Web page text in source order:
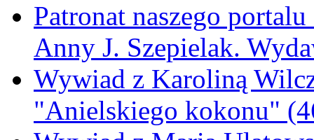
Patronat naszego
Anny J. Szepielak.
Wywiad z Karoliną
"Anielskiego kokonu"